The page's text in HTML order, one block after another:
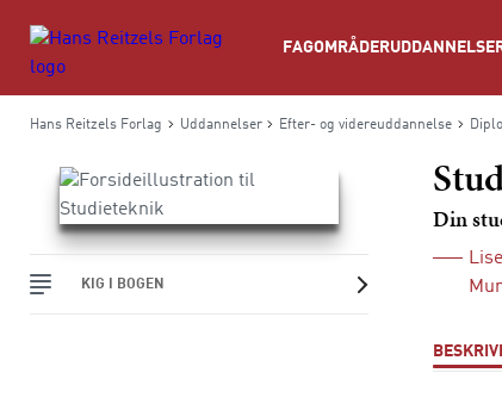
FAGOMRÅDER
Hans Reitzels Forlag Uddannelser Efter- og videreuddannelse
KIG I BOGEN
Din